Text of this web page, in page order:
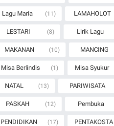
Lagu Maria (11) LAMAHOLOT
LESTARI (8) Lirik Lagu
MAKANAN (10) MANCING
Misa Berlindis (1) Misa Syukur
NATAL (13) PARIWISATA
PASKAH (12) Pembuka
PENDIDIKAN (17) PENTAKOSTA